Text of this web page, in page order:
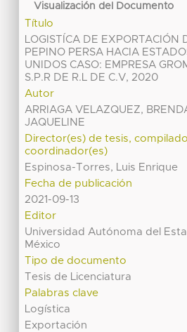
Visualización del Documento
Título
LOGISTÍCA DE EXPORTACIÓN
PEPINO PERSA HACIA
UNIDOS CASO: EMPRESA
S.P.R DE R.L DE C.V, 2020
Autor
ARRIAGA VELAZQUEZ,
JAQUELINE
Director(es) de tesis,
coordinador(es)
Espinosa-Torres, Luis Enrique
Fecha de publicación
2021-09-13
Editor
Universidad Autónoma del
México
Tipo de documento
Tesis de Licenciatura
Palabras clave
Logística
Exportación